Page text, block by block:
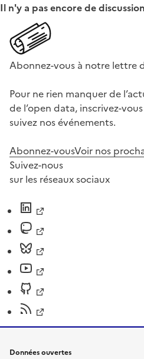
Il n'y a pas encore de discussion
Abonnez-vous à notre lettre
Pour ne rien manquer de
de l’open data, inscrivez-
suivez nos événements.
Abonnez-vousVoir nos
Suivez-nous
sur les réseaux sociaux
Données ouvertes